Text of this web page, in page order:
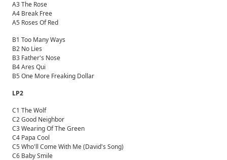
A3 The Rose
A4 Break Free
A5 Roses Of Red
B1 Too Many Ways
B2 No Lies
B3 Father's Nose
B4 Ares Qui
B5 One More Freaking Dollar
LP2
C1 The Wolf
C2 Good Neighbor
C3 Wearing Of The Green
C4 Papa Cool
C5 Who'll Come With Me (David's Song)
C6 Baby Smile